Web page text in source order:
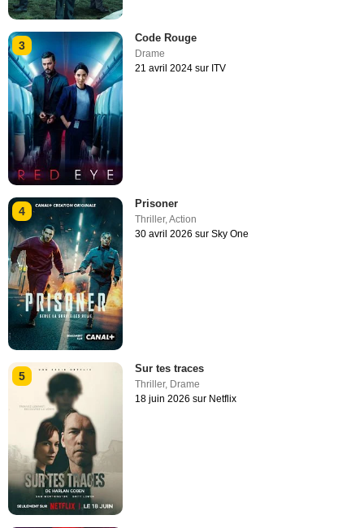
3
Code Rouge
Drame
21 avril 2024 sur ITV
4
Prisoner
Thriller,Action
30 avril 2026 sur Sky One
5
Sur tes traces
Thriller, Drame
18 juin 2026 sur Netflix